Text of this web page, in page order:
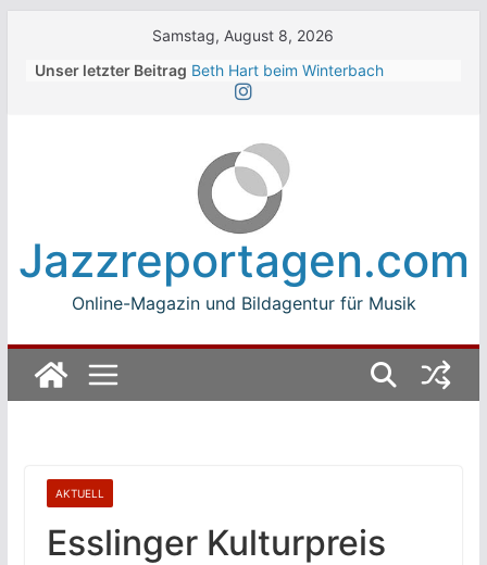
Samstag, August 8, 2026
Unser letzter Beitrag Beth Hart beim Winterbach
Zeltspektakel 2026
The Cinelli Brothers beim
Winterbach Zeltspektakel 2026
Jean-Michel Jarre bei den jazz open
Modena auf der Piazza Roma 2026
Beth Hart
Jazzreportagen.com
Online-Magazin und Bildagentur für Musik
AKTUELL
Esslinger Kulturpreis